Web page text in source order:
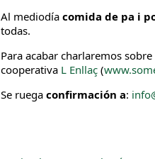
Al mediodía comida de pa i
todas.
Para acabar charlaremos
cooperativa L Enllaç (
Se ruega confirmación a: